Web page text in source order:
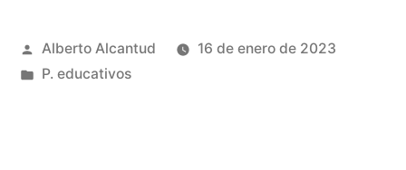
Publicado
por
Alberto Alcantud
16 de enero de 2023
Publicado
P. educativos